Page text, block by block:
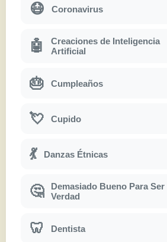
😷 Coronavirus
🤖
Creaciones de Inteligencia
Artificial
🎂 Cumpleaños
💘 Cupido
💃 Danzas Étnicas
🤔
Demasiado Bueno Para Ser
Verdad
🦷 Dentista